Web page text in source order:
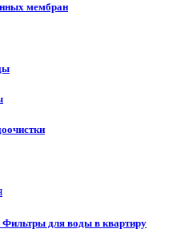
мембран
для воды в квартиру